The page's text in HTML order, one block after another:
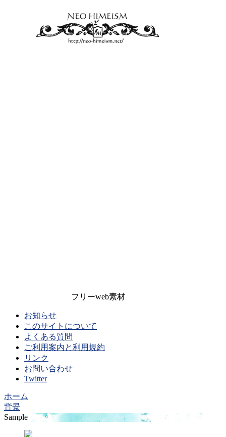
フリーweb素材
お知らせ
このサイトについて
よくある質問
ご利用案内と利用規約
リンク
お問い合わせ
Twitter
ホーム
背景
Sample